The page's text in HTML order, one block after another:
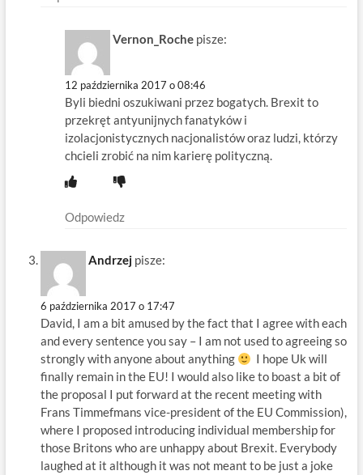
Vernon_Roche pisze:
12 października 2017 o 08:46
Byli biedni oszukiwani przez bogatych. Brexit to
przekręt antyunijnych fanatyków i
izolacjonistycznych nacjonalistów oraz ludzi, którzy
chcieli zrobić na nim karierę polityczną.
Odpowiedz
Andrzej pisze:
6 października 2017 o 17:47
David, I am a bit amused by the fact that I agree with each
and every sentence you say – I am not used to agreeing so
strongly with anyone about anything
I hope Uk will
finally remain in the EU! I would also like to boast a bit of
the proposal I put forward at the recent meeting with
Frans Timmefmans vice-president of the EU Commission),
where I proposed introducing individual membership for
those Britons who are unhappy about Brexit. Everybody
laughed at it although it was not meant to be just a joke